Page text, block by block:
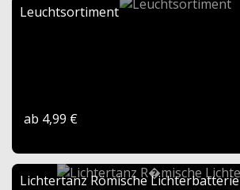
Leuchtsortiment
ab 4,99 €
Lichtertanz Römische Lichterbatterie